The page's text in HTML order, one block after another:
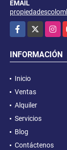
EMAIL
Facebook
INFORMACIÓN
Inicio
Ventas
Alquiler
Servicios
Blog
Contáctenos